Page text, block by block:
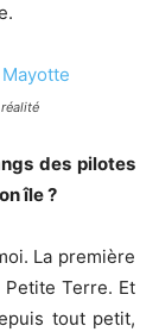
des pilotes
île ?
La première
Petite Terre. Et
tout petit,